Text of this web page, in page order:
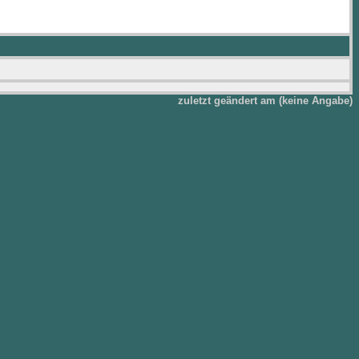
zuletzt geändert am (keine Angabe)